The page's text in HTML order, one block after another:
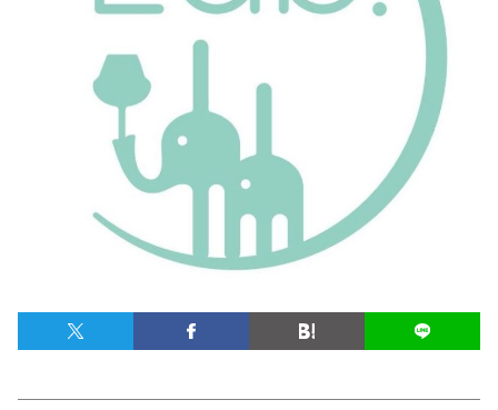
How to Drink Tequila
Tequila Map
メキシコ料理 Cuisines of Mexico